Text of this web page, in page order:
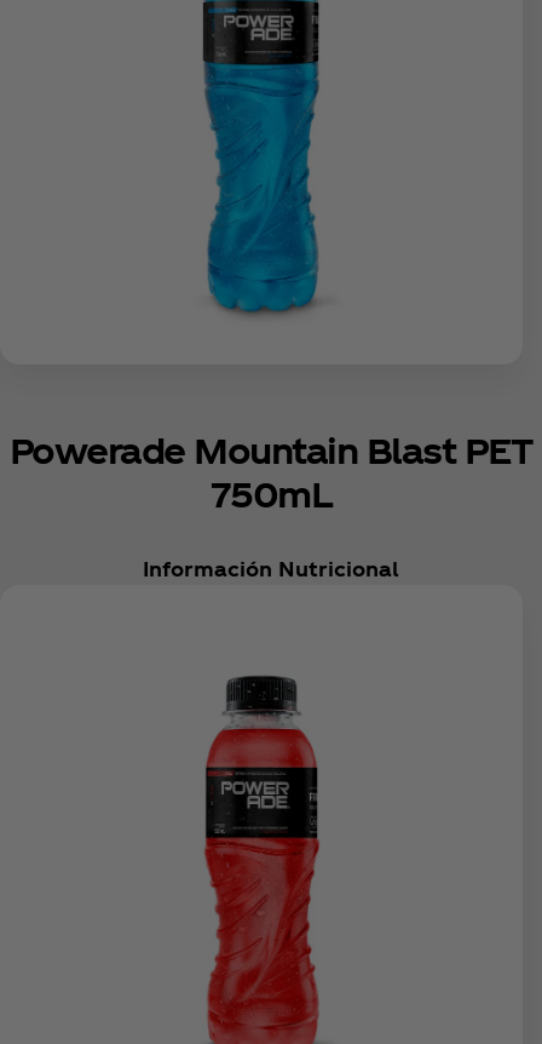
Powerade Mountain Blast PET
750mL
Información Nutricional